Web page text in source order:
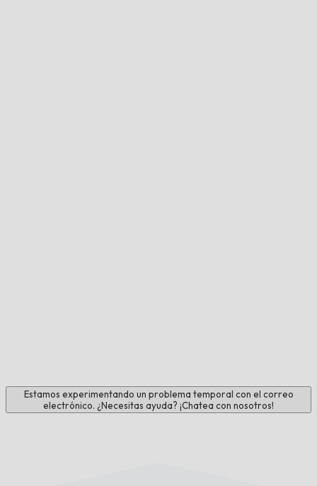
Estamos experimentando un problema temporal con el correo
electrónico. ¿Necesitas ayuda? ¡Chatea con nosotros!